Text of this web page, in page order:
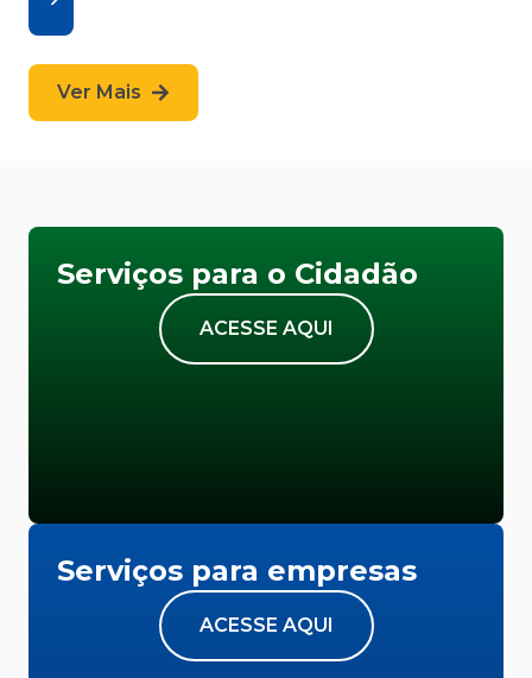
Ver Mais
Serviços para o Cidadão
ACESSE AQUI
Serviços para empresas
ACESSE AQUI